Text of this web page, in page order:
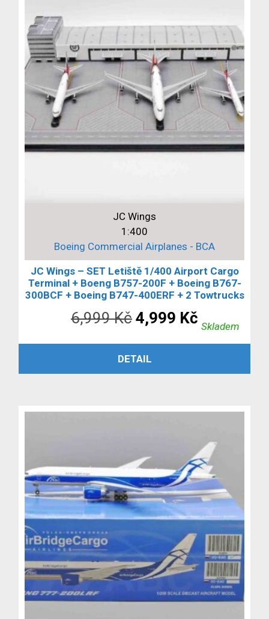
JC Wings
1:400
Boeing Commercial Airplanes - BCA
JC Wings – SET Letiště 1/400 Airport Cargo
Terminal + Boeng B757-200F + Boeing B767-
300BCF + Boeing B747-400ERF + 2 Towtrucks
6,999Kč Původní
cena
byla:
4,999 Kč
cena
Skladem
PŘIDAT DO KOŠÍKU
DETAIL